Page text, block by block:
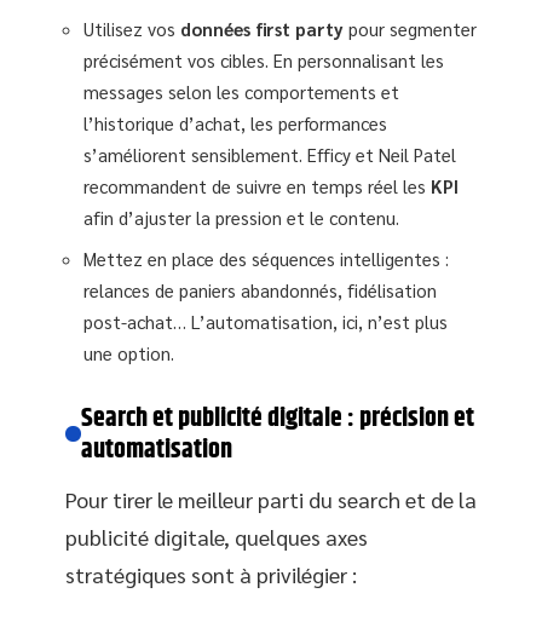
Utilisez vos données first party pour segmenter
précisément vos cibles. En personnalisant les
messages selon les comportements et
l’historique d’achat, les performances
s’améliorent sensiblement. Efficy et Neil Patel
recommandent de suivre en temps réel les KPI
afin d’ajuster la pression et le contenu.
Mettez en place des séquences intelligentes :
relances de paniers abandonnés, fidélisation
post-achat… L’automatisation, ici, n’est plus
une option.
Search et publicité digitale : précision et
automatisation
Pour tirer le meilleur parti du search et de la
publicité digitale, quelques axes
stratégiques sont à privilégier :